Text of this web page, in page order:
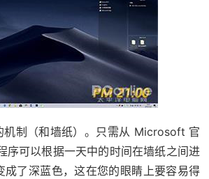
制（和墙纸）。只需从 Microsoft 官
序可以根据一天中的时间在墙纸之间进
了深蓝色，这在您的眼睛上要容易得